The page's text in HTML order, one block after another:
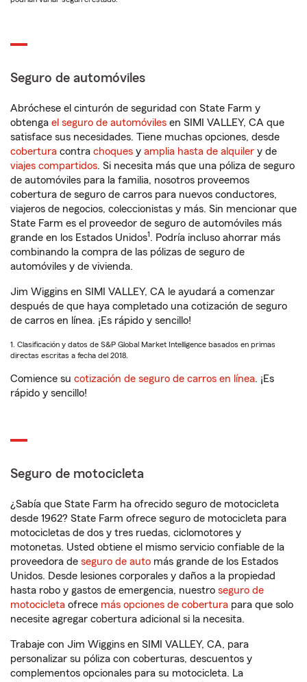
Seguro de automóviles
Abróchese el cinturón de seguridad con State Farm y
obtenga el seguro de automóviles en SIMI VALLEY, CA que
satisface sus necesidades. Tiene muchas opciones, desde
cobertura contra choques y amplia hasta de alquiler y de
viajes compartidos. Si necesita más que una póliza de seguro
de automóviles para la familia, nosotros proveemos
cobertura de seguro de carros para nuevos conductores,
viajeros de negocios, coleccionistas y más. Sin mencionar que
State Farm es el proveedor de seguro de automóviles más
grande en los Estados Unidos1. Podría incluso ahorrar más
combinando la compra de las pólizas de seguro de
automóviles y de vivienda.
Jim Wiggins en SIMI VALLEY, CA le ayudará a comenzar
después de que haya completado una cotización de seguro
de carros en línea. ¡Es rápido y sencillo!
1. Clasificación y datos de S&P Global Market Intelligence basados en primas
directas escritas a fecha del 2018.
Comience su cotización de seguro de carros en línea. ¡Es
rápido y sencillo!
Seguro de motocicleta
¿Sabía que State Farm ha ofrecido seguro de motocicleta
desde 1962? State Farm ofrece seguro de motocicleta para
motocicletas de dos y tres ruedas, ciclomotores y
motonetas. Usted obtiene el mismo servicio confiable de la
proveedora de seguro de auto más grande de los Estados
Unidos. Desde lesiones corporales y daños a la propiedad
hasta robo y gastos de emergencia, nuestro seguro de
motocicleta ofrece más opciones de cobertura para que solo
necesite agregar cobertura adicional si la necesita.
Trabaje con Jim Wiggins en SIMI VALLEY, CA, para
personalizar su póliza con coberturas, descuentos y
complementos opcionales para su motocicleta. La